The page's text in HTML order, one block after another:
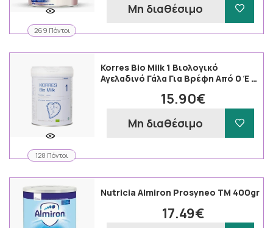
269 Πόντοι
Μη διαθέσιμο
128 Πόντοι
Korres Bio Milk 1 Βιολογικό
Αγελαδινό Γάλα Για Βρέφη Από 0 Έ …
15.90€
Μη διαθέσιμο
Nutricia Almiron Prosyneo TM 400gr
17.49€